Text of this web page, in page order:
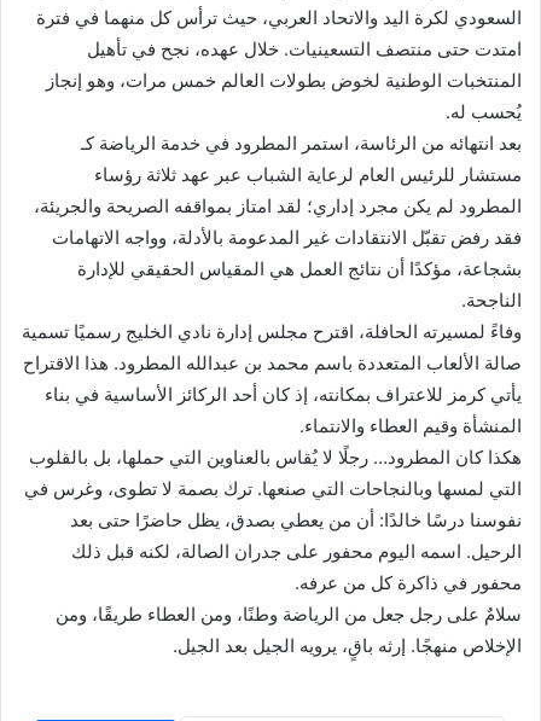
السعودي لكرة اليد والاتحاد العربي، حيث ترأس كل منهما في فترة
امتدت حتى منتصف التسعينيات. خلال عهده، نجح في تأهيل
المنتخبات الوطنية لخوض بطولات العالم خمس مرات، وهو إنجاز
يُحسب له.
بعد انتهائه من الرئاسة، استمر المطرود في خدمة الرياضة كـ
مستشار للرئيس العام لرعاية الشباب عبر عهد ثلاثة رؤساء
المطرود لم يكن مجرد إداري؛ لقد امتاز بمواقفه الصريحة والجريئة،
فقد رفض تقبّل الانتقادات غير المدعومة بالأدلة، وواجه الاتهامات
بشجاعة، مؤكدًا أن نتائج العمل هي المقياس الحقيقي للإدارة
الناجحة.
وفاءً لمسيرته الحافلة، اقترح مجلس إدارة نادي الخليج رسميًا تسمية
صالة الألعاب المتعددة باسم محمد بن عبدالله المطرود. هذا الاقتراح
يأتي كرمز للاعتراف بمكانته، إذ كان أحد الركائز الأساسية في بناء
المنشأة وقيم العطاء والانتماء.
هكذا كان المطرود… رجلًا لا يُقاس بالعناوين التي حملها، بل بالقلوب
التي لمسها وبالنجاحات التي صنعها. ترك بصمة لا تطوى، وغرس في
نفوسنا درسًا خالدًا: أن من يعطي بصدق، يظل حاضرًا حتى بعد
الرحيل. اسمه اليوم محفور على جدران الصالة، لكنه قبل ذلك
محفور في ذاكرة كل من عرفه.
سلامٌ على رجل جعل من الرياضة وطنًا، ومن العطاء طريقًا، ومن
الإخلاص منهجًا. إرثه باقٍ، يرويه الجيل بعد الجيل.